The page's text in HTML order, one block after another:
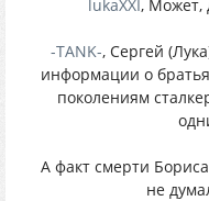
lukaXXI, Может,
-TANK-, Сергей
информации о
поколениям
А факт смерти
не